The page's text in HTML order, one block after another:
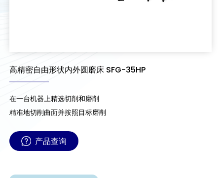
高精密自由形状内外圆磨床 SFG-35HP
在一台机器上精选切削和磨削
精准地切削曲面并按照目标磨削
产品查询